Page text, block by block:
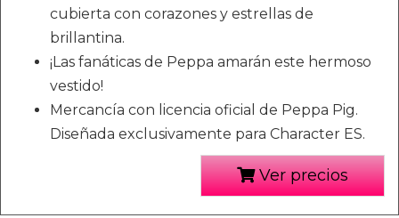
cubierta con corazones y estrellas de
brillantina.
¡Las fanáticas de Peppa amarán este hermoso
vestido!
Mercancía con licencia oficial de Peppa Pig.
Diseñada exclusivamente para Character ES.
Ver precios